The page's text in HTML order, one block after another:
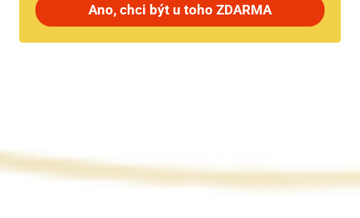
Ano, chci být u toho ZDARMA